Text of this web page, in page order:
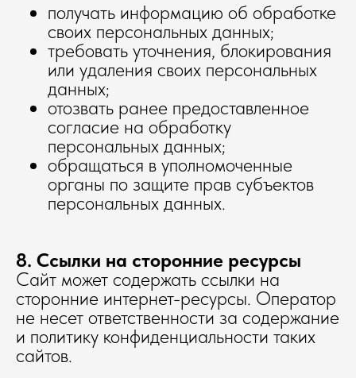
получать информацию об обработке
своих персональных данных;
требовать уточнения, блокирования
или удаления своих персональных
данных;
отозвать ранее предоставленное
согласие на обработку
персональных данных;
обращаться в уполномоченные
органы по защите прав субъектов
персональных данных.
8. Ссылки на сторонние ресурсы
Сайт может содержать ссылки на
сторонние интернет-ресурсы. Оператор
не несет ответственности за содержание
и политику конфиденциальности таких
сайтов.